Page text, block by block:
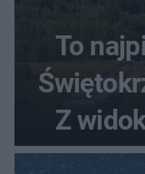
To
Z
szczyt